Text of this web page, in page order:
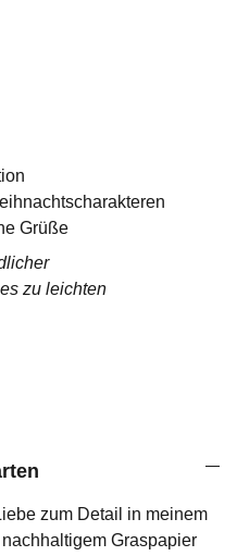
Grüße
zu leichten
zum Detail in meinem
Graspapier